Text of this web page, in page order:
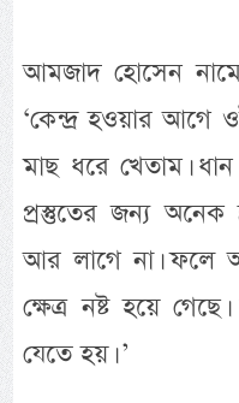
আমজাদ হোসেন
‘কেন্দ্র হওয়ার
মাছ ধরে খেতাম।
প্রস্তুতের জন্য
আর লাগে না। ফলে
ক্ষেত্র নষ্ট হয়ে
যেতে হয়। ’